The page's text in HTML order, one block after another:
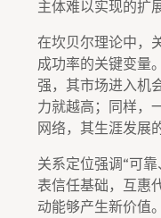
主体难以实现的扩
在坎贝尔理论中，
成功率的关键变量
强，其市场进入机
力就越高；同样，
网络，其生涯发展
关系定位强调“可
表信任基础，互惠
动能够产生新价值